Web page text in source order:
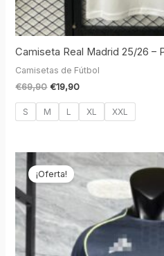
Camiseta Real Madrid 25/26 –
Camisetas de Fútbol
€69,90 €19,90
S M L XL XXL
¡Oferta!
El
precio
original
€69,90.
El
precio
actual
es:
€19,90.